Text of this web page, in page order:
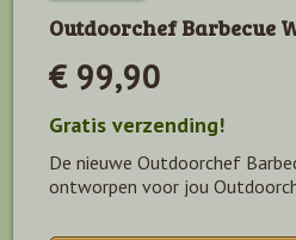
Outdoorchef Barbecue
€ 99,90
Gratis verzending!
De nieuwe Outdoorchef
ontworpen voor jou